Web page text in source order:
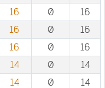
16 0
16
16 0
16
16 0
16
14 0
14
14 0
14